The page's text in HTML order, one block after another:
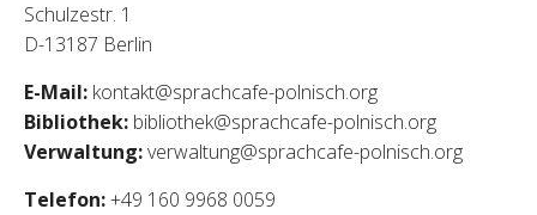
Schulzestr. 1
D-13187 Berlin
E-Mail: kontakt@sprachcafe-polnisch.org
Bibliothek: bibliothek@sprachcafe-polnisch.org
Verwaltung:verwaltung@sprachcafe-polnisch.org
Telefon:+49 160 9968 0059